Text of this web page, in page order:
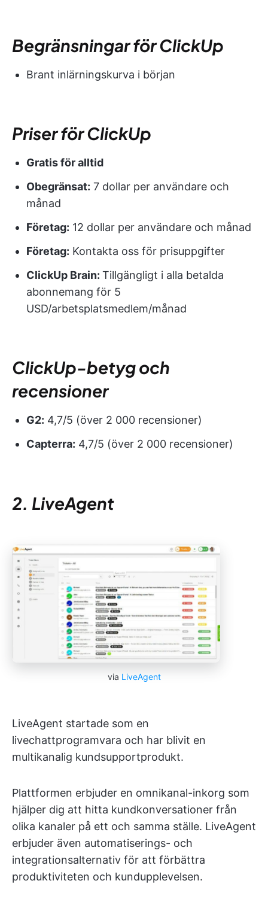
Begränsningar för ClickUp
Brant inlärningskurva i början
Priser för ClickUp
Gratis för alltid
Obegränsat: 7 dollar per användare och
månad
Företag: 12 dollar per användare och månad
Företag: Kontakta oss för prisuppgifter
ClickUp Brain: Tillgängligt i alla betalda
abonnemang för 5
USD/arbetsplatsmedlem/månad
ClickUp-betyg och
recensioner
G2: 4,7/5 (över 2 000 recensioner)
Capterra: 4,7/5 (över 2 000 recensioner)
2. LiveAgent
via LiveAgent
LiveAgent startade som en
livechattprogramvara och har blivit en
multikanalig kundsupportprodukt.
Plattformen erbjuder en omnikanal-inkorg som
hjälper dig att hitta kundkonversationer från
olika kanaler på ett och samma ställe. LiveAgent
erbjuder även automatiserings- och
integrationsalternativ för att förbättra
produktiviteten och kundupplevelsen.